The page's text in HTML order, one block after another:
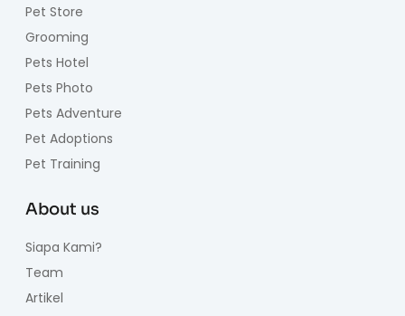
Pet Store
Grooming
Pets Hotel
Pets Photo
Pets Adventure
Pet Adoptions
Pet Training
About us
Siapa Kami?
Team
Artikel